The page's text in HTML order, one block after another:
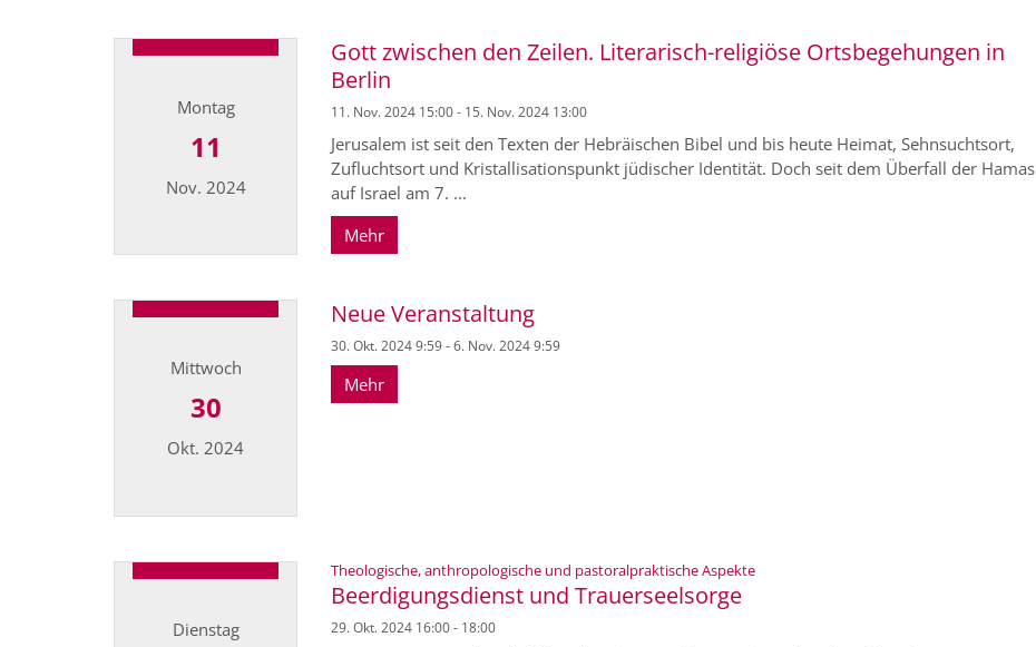
Montag
11
Nov. 2024
Gott zwischen den Zeilen. Literarisch-religiöse Ortsbegehungen in
Berlin
11. Nov. 2024 15:00 - 15. Nov. 2024 13:00
Jerusalem ist seit den Texten der Hebräischen Bibel und bis heute Heimat, Sehnsuchtsort,
Zufluchtsort und Kristallisationspunkt jüdischer Identität. Doch seit dem Überfall der Hamas
auf Israel am 7. ...
Mehr
Mittwoch
30
Okt. 2024
Neue Veranstaltung
30. Okt. 2024 9:59 - 6. Nov. 2024 9:59
Mehr
Dienstag
Theologische, anthropologische und pastoralpraktische Aspekte:
Beerdigungsdienst und Trauerseelsorge
29. Okt. 2024 16:00 - 18:00